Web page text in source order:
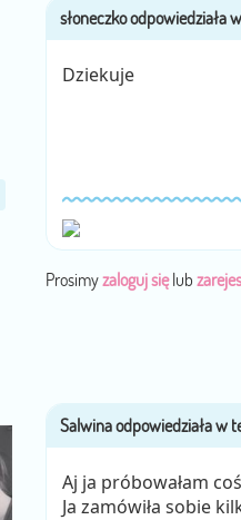
Dziekuje
Prosimyzaloguj sięlub
Aj ja próbowałam
Ja zamówiła sobie